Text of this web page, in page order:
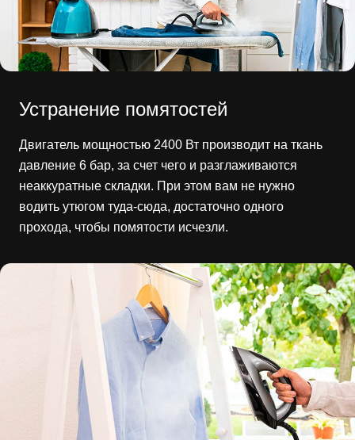
Устранение помятостей
Двигатель мощностью 2400 Вт производит на ткань
давление 6 бар, за счет чего и разглаживаются
неаккуратные складки. При этом вам не нужно
водить утюгом туда-сюда, достаточно одного
прохода, чтобы помятости исчезли.